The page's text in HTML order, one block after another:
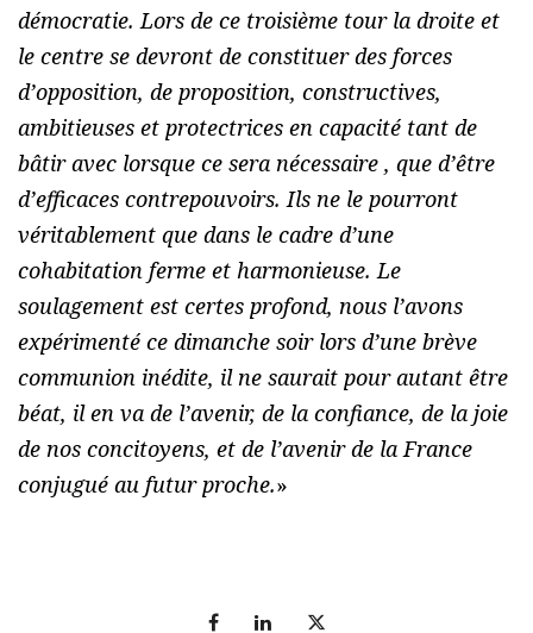
démocratie. Lors de ce troisième tour la droite et
le centre se devront de constituer des forces
d’opposition, de proposition, constructives,
ambitieuses et protectrices en capacité tant de
bâtir avec lorsque ce sera nécessaire , que d’être
d’efficaces contrepouvoirs. Ils ne le pourront
véritablement que dans le cadre d’une
cohabitation ferme et harmonieuse. Le
soulagement est certes profond, nous l’avons
expérimenté ce dimanche soir lors d’une brève
communion inédite, il ne saurait pour autant être
béat, il en va de l’avenir, de la confiance, de la joie
de nos concitoyens, et de l’avenir de la France
conjugué au futur proche.»